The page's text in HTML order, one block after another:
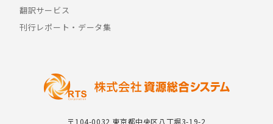
〒104-0032 東京都中央区八丁堀3-19-2
翻訳サービス
刊行レポート・データ集